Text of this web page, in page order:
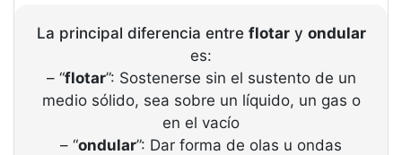
La principal diferencia entre flotary ondular
es:
– “flotar”: Sostenerse sin el sustento de un
medio sólido, sea sobre un líquido, un gas o
en el vacío
– “ondular”: Dar forma de olas u ondas